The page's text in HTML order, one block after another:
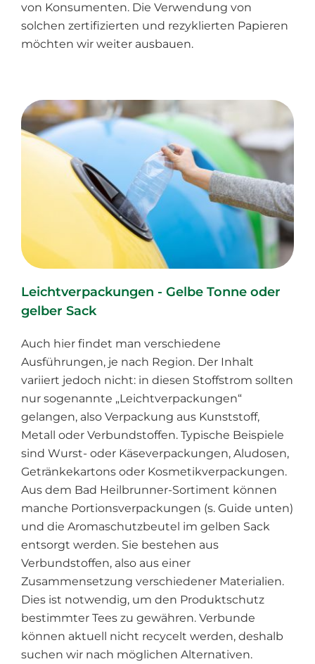
von Konsumenten. Die Verwendung von
solchen zertifizierten und rezyklierten Papieren
möchten wir weiter ausbauen.
Leichtverpackungen - Gelbe Tonne oder
gelber Sack
Auch hier findet man verschiedene
Ausführungen, je nach Region. Der Inhalt
variiert jedoch nicht: in diesen Stoffstrom sollten
nur sogenannte „Leichtverpackungen“
gelangen, also Verpackung aus Kunststoff,
Metall oder Verbundstoffen. Typische Beispiele
sind Wurst- oder Käseverpackungen, Aludosen,
Getränkekartons oder Kosmetikverpackungen.
Aus dem Bad Heilbrunner-Sortiment können
manche Portionsverpackungen (s. Guide unten)
und die Aromaschutzbeutel im gelben Sack
entsorgt werden. Sie bestehen aus
Verbundstoffen, also aus einer
Zusammensetzung verschiedener Materialien.
Dies ist notwendig, um den Produktschutz
bestimmter Tees zu gewähren. Verbunde
können aktuell nicht recycelt werden, deshalb
suchen wir nach möglichen Alternativen.